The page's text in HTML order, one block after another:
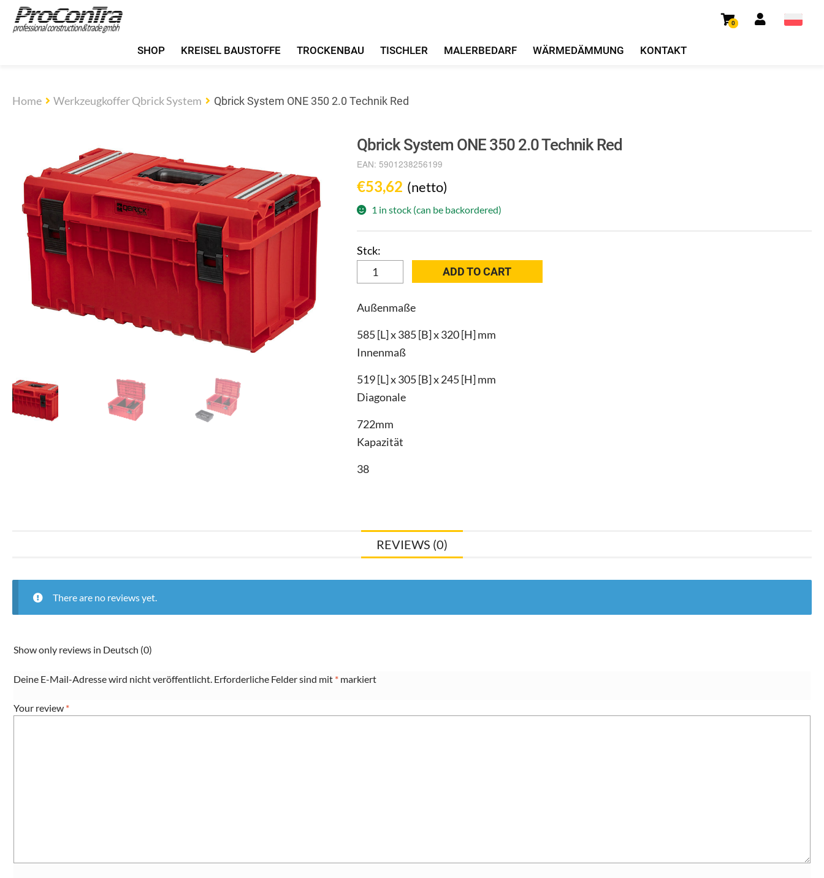
0
SHOP KREISEL BAUSTOFFE TROCKENBAU TISCHLER MALERBEDARF WÄRMEDÄMMUNG KONTAKT
Home Werkzeugkoffer Qbrick System Qbrick System ONE 350 2.0 Technik Red
Qbrick System ONE 350 2.0 Technik Red
EAN: 5901238256199
€53,62 (netto)
1 in stock (can be backordered)
Qbrick
System
350
2.0
Technik
Red
quantity
ADD TO CART
Außenmaße
585 [L] x 385 [B] x 320 [H] mm
Innenmaß
519 [L] x 305 [B] x 245 [H] mm
Diagonale
722mm
Kapazität
38
REVIEWS (0)
There are no reviews yet.
Show only reviews in Deutsch (0)
Deine E-Mail-Adresse wird nicht veröffentlicht. Erforderliche Felder sind mit * markiert
Your review *